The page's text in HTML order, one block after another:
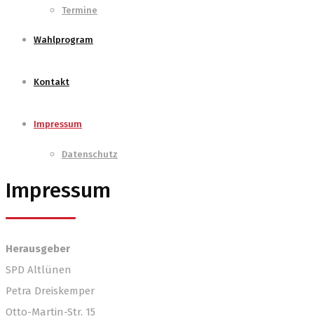
Termine
Wahlprogram
Kontakt
Impressum
Datenschutz
Impressum
Herausgeber
SPD Altlünen
Petra Dreiskemper
Otto-Martin-Str. 15